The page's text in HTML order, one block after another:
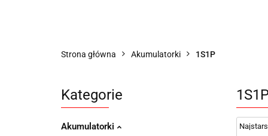
Strona główna Akumulatorki 1S1P
Kategorie
Akumulatorki